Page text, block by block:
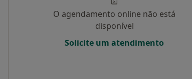
O agendamento online não está
disponível
Solicite um atendimento